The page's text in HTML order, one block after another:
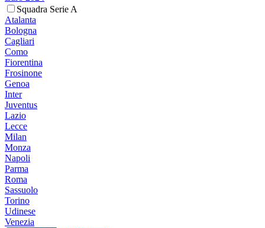
Squadra Serie A
Atalanta
Bologna
Cagliari
Como
Fiorentina
Frosinone
Genoa
Inter
Juventus
Lazio
Lecce
Milan
Monza
Napoli
Parma
Roma
Sassuolo
Torino
Udinese
Venezia